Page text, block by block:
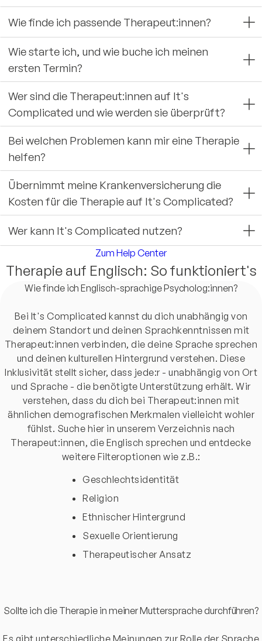
Wie finde ich passende Therapeut:innen?
Wie starte ich, und wie buche ich meinen
ersten Termin?
Wer sind die Therapeut:innen auf It's
Complicated und wie werden sie überprüft?
Bei welchen Problemen kann mir eine Therapie
helfen?
Übernimmt meine Krankenversicherung die
Kosten für die Therapie auf It's Complicated?
Wer kann It's Complicated nutzen?
Zum Help Center
Therapie auf Englisch: So funktioniert's
Wie finde ich Englisch-sprachige Psycholog:innen?
Bei It's Complicated kannst du dich unabhängig von
deinem Standort und deinen Sprachkenntnissen mit
Therapeut:innen verbinden, die deine Sprache sprechen
und deinen kulturellen Hintergrund verstehen. Diese
Inklusivität stellt sicher, dass jede:r - unabhängig von Ort
und Sprache - die benötigte Unterstützung erhält. Wir
verstehen, dass du dich bei Therapeut:innen mit
ähnlichen demografischen Merkmalen vielleicht wohler
fühlst. Suche hier in unserem Verzeichnis nach
Therapeut:innen, die Englisch sprechen und entdecke
weitere Filteroptionen wie z.B.:
Geschlechtsidentität
Religion
Ethnischer Hintergrund
Sexuelle Orientierung
Therapeutischer Ansatz
Sollte ich die Therapie in meiner Muttersprache durchführen?
Es gibt unterschiedliche Meinungen zur Rolle der Sprache